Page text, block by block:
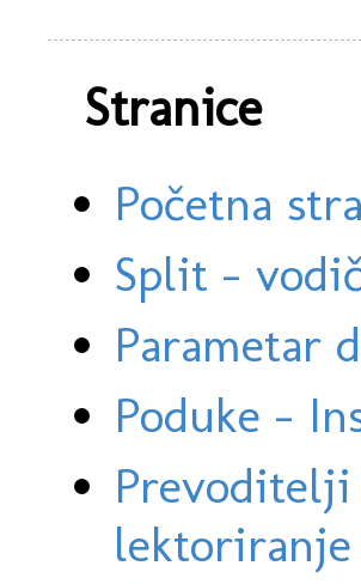
Stranice
Početna
Split -
Parametar
Poduke -